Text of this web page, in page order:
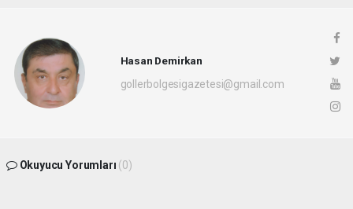
Hasan Demirkan
gollerbolgesigazetesi@gmail.com
Okuyucu Yorumları (0)